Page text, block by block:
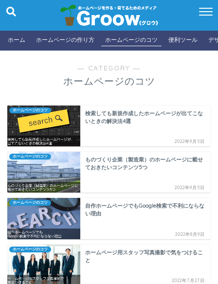
ホーム ホームページの作り方 ホームページのコツ 便利ツール デ
― CATEGORY ―
ホームページのコツ
ホームページのコツ
検索しても新規作成したホームページが出てこな
いときの解決法4選
2022年9月5日
ホームページのコツ
ものづくり企業（製造業）のホームページに載せ
ておきたいコンテンツ5つ
2022年9月5日
ホームページのコツ
自作ホームページでもGoogle検索で不利にならな
い理由
2022年8月9日
ホームページのコツ
ホームページ用スタッフ写真撮影で気をつけるこ
と
2022年7月27日